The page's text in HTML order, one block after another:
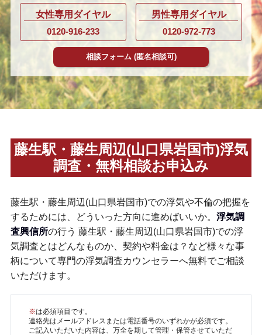
女性専用ダイヤル
0120-916-233
男性専用ダイヤル
0120-972-773
相談フォーム (匿名相談可)
藤生駅・藤生周辺(山口県岩国市)浮気
調査・無料相談お申込み
藤生駅・藤生周辺(山口県岩国市)での浮気や不倫の把握を
するためには、どういった方向に進めばいいか。 浮気調
査興信所の行う 藤生駅・藤生周辺(山口県岩国市)での浮
気調査とはどんなものか、契約や料金は？など様々な事
柄について専門の浮気調査カウンセラーへ無料でご相談
いただけます。
※は必須項目です。
連絡先はメールアドレスまたは電話番号のいずれかが必須です。
ご記入いただいた内容は、万全を期して管理・保管させていただ